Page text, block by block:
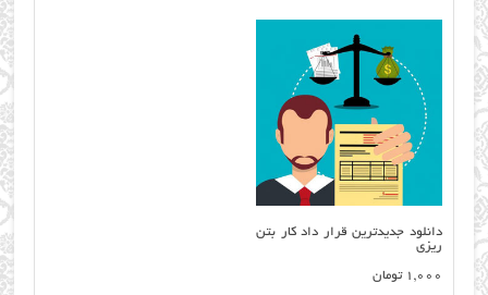
دانلود جدیدترین قرار داد کار بتن
ریزی
1,000 تومان